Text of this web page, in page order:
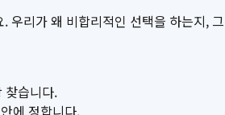
우리가 왜 비합리적인 선택을 하는지,
찾습니다.
에 정합니다.